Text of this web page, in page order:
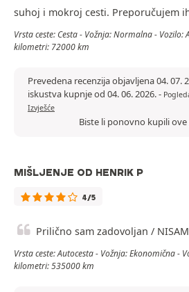
suhoj i mokroj cesti. Preporučujem
Vrsta ceste: Cesta - Vožnja: Normalna -
kilometri: 72000 km
Prevedena recenzija objavljena 04. 07.
iskustva kupnje od 04. 06. 2026.-
Izvješće
Biste li ponovno kupili ove
MIŠLJENJE OD HENRIK P
4/5
Prilično sam zadovoljan /
Vrsta ceste: Autocesta - Vožnja: Ekonomična -
kilometri: 535000 km